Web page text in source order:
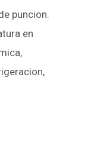
puncion.
en